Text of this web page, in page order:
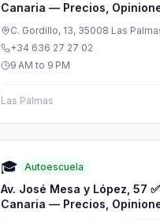
Canaria — Precios,
C. Gordillo, 13, 35008 Las
Palmas, España
+34 636 27 27 02
9 AM to 9 PM
Las Palmas
🎓 Autoescuela
Av. José Mesa y López, 57
Canaria — Precios,